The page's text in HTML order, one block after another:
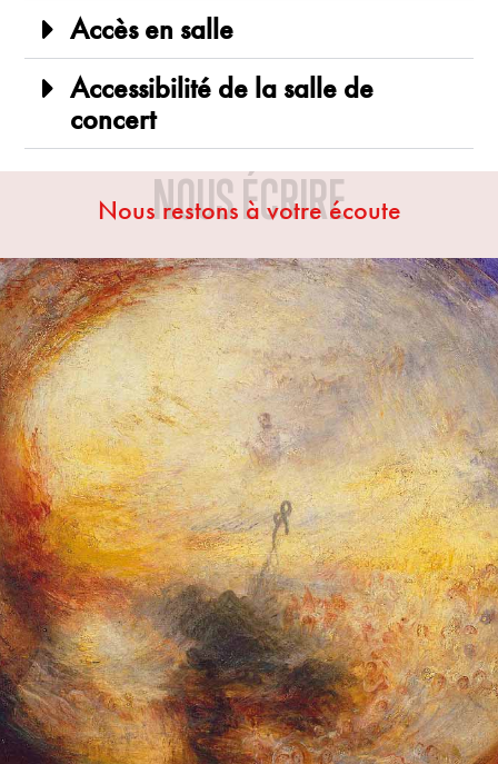
Accès en salle
Accessibilité de la salle de
concert
Nous restons à votre écoute
NOUS ÉCRIRE